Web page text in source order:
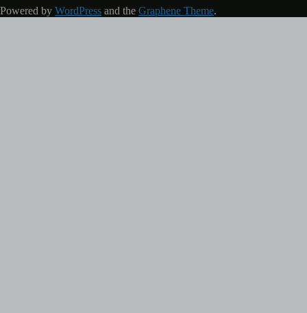
Powered by WordPress and the Graphene Theme.